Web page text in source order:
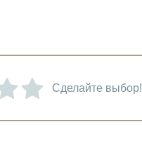
Сделайте выбор!